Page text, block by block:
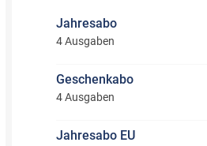
Jahresabo
4 Ausgaben
Geschenkabo
4 Ausgaben
Jahresabo EU